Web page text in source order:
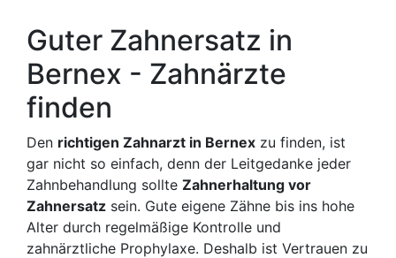
Guter Zahnersatz in
Bernex - Zahnärzte
finden
Den richtigen Zahnarzt in Bernex zu finden, ist
gar nicht so einfach, denn der Leitgedanke jeder
Zahnbehandlung sollte Zahnerhaltung vor
Zahnersatz sein. Gute eigene Zähne bis ins hohe
Alter durch regelmäßige Kontrolle und
zahnärztliche Prophylaxe. Deshalb ist Vertrauen zu